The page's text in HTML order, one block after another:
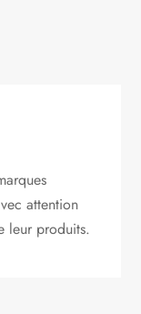
attention
leur produits.